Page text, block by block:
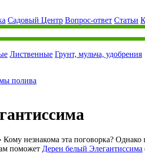
Садовый Центр Вопрос-ответ Статьи
Лиственные Грунт, мульча, удобрения
незнакома эта поговорка?
поможет Дерен белый Элегантиссима